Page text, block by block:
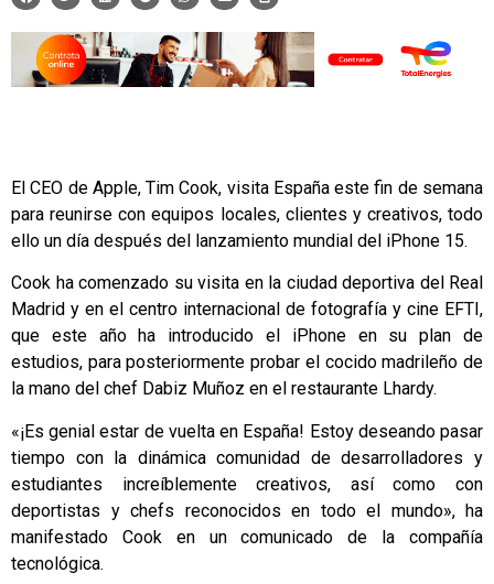
El CEO de Apple, Tim Cook, visita España este fin de semana
para reunirse con equipos locales, clientes y creativos, todo
ello un día después del lanzamiento mundial del iPhone 15.
Cook ha comenzado su visita en la ciudad deportiva del Real
Madrid y en el centro internacional de fotografía y cine EFTI,
que este año ha introducido el iPhone en su plan de
estudios, para posteriormente probar el cocido madrileño de
la mano del chef Dabiz Muñoz en el restaurante Lhardy.
«¡Es genial estar de vuelta en España! Estoy deseando pasar
tiempo con la dinámica comunidad de desarrolladores y
estudiantes increíblemente creativos, así como con
deportistas y chefs reconocidos en todo el mundo», ha
manifestado Cook en un comunicado de la compañía
tecnológica.